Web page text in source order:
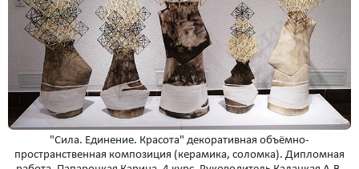
"Сила. Единение. Красота" декоративная объёмно-
пространственная композиция (керамика, соломка). Дипломная